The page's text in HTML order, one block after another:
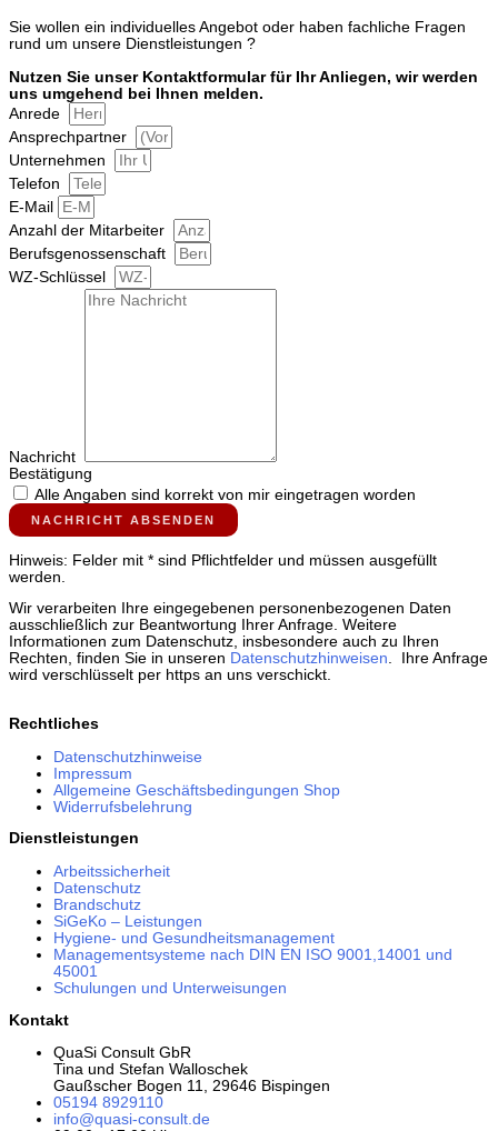
Sie wollen ein individuelles Angebot oder haben fachliche Fragen
rund um unsere Dienstleistungen ?
Nutzen Sie unser Kontaktformular für Ihr Anliegen, wir werden
uns umgehend bei Ihnen melden.
Anrede
Ansprechpartner
Unternehmen
Telefon
E‑Mail
Anzahl der Mitarbeiter
Berufsgenossenschaft
WZ-Schlüssel
Nachricht
Bestätigung
Alle Angaben sind korrekt von mir eingetragen worden
NACHRICHT ABSENDEN
Hinweis: Felder mit * sind Pflichtfelder und müssen ausgefüllt
werden.
Wir verarbeiten Ihre eingegebenen personenbezogenen Daten
ausschließlich zur Beantwortung Ihrer Anfrage. Weitere
Informationen zum Datenschutz, insbesondere auch zu Ihren
Rechten, finden Sie in unseren Datenschutzhinweisen. Ihre Anfrage
wird verschlüsselt per https an uns verschickt.
Rechtliches
Datenschutzhinweise
Impressum
Allgemeine Geschäftsbedingungen Shop
Widerrufsbelehrung
Dienstleistungen
Arbeitssicherheit
Datenschutz
Brandschutz
SiGeKo – Leistungen
Hygiene- und Gesundheitsmanagement
Managementsysteme nach DIN EN ISO 9001,14001 und
45001
Schulungen und Unterweisungen
Kontakt
QuaSi Consult GbR
Tina und Stefan Walloschek
Gaußscher Bogen 11, 29646 Bispingen
05194 8929110
info@quasi-consult.de